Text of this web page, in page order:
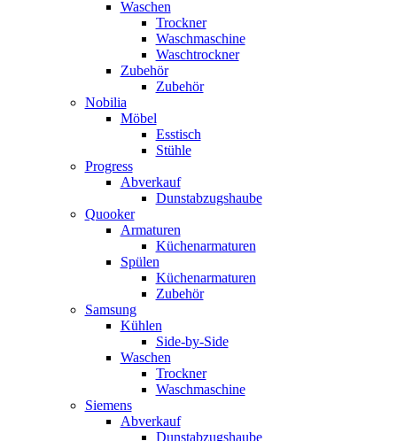
Waschen
Trockner
Waschmaschine
Waschtrockner
Zubehör
Zubehör
Nobilia
Möbel
Esstisch
Stühle
Progress
Abverkauf
Dunstabzugshaube
Quooker
Armaturen
Küchenarmaturen
Spülen
Küchenarmaturen
Zubehör
Samsung
Kühlen
Side-by-Side
Waschen
Trockner
Waschmaschine
Siemens
Abverkauf
Dunstabzugshaube